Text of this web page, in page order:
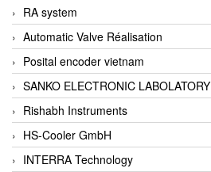
ERICHSEN
Erinda/Delta
ESA Automation Vietnam
Esa Pyronics
Euchner
EUCHNER GmbH + Co. KG VietNam
Eurotherm Vietnam
RA system
Automatic Valve Réalisation
Posital encoder vietnam
SANKO ELECTRONIC LABOLATORY
Rishabh Instruments
HS-Cooler GmbH
INTERRA Technology